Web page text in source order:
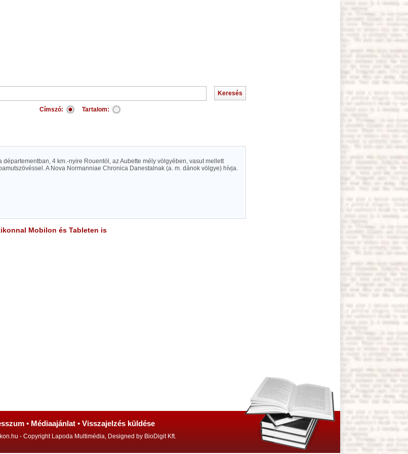
Címszó: Tartalom:
départementban, 4 km.-nyire Rouentól, az Aubette mély völgyében, vasut mellett
A Nova Normanniae Chronica Danestalnak (a. m. dánok völgye) hívja.
Mobilon és Tableten is
• Médiaajánlat • Visszajelzés küldése
- Copyright Lapoda Multimédia, Designed by BioDigit Kft.